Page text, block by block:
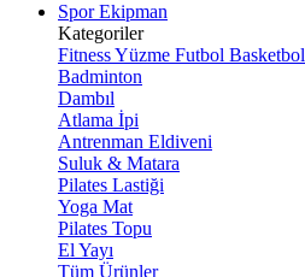
Spor Ekipman
Kategoriler
FitnessYüzme Futbol Basketbol
Badminton
Dambıl
Atlama İpi
Antrenman Eldiveni
Suluk & Matara
Pilates Lastiği
Yoga Mat
Pilates Topu
El Yayı
Tüm Ürünler